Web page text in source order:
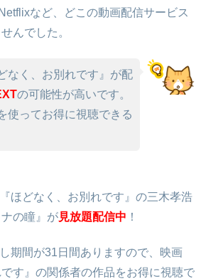
など、どこの動画配信サービス
んでした。
なく、お別れです』が配
の可能性が高いです。
使ってお得に視聴できる
ほどなく、お別れです』の三木孝浩
の瞳』が見放題配信中 ！
期間が31日間ありますので、映画
です』の関係者の作品をお得に視聴で